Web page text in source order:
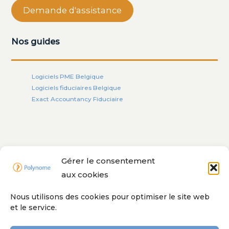
Gérer le consentement
aux cookies
Nous utilisons des cookies pour optimiser le site web
et le service.
Demande d'assistance
Nos guides
Logiciels PME Belgique
Logiciels fiduciaires Belgique
Exact Accountancy Fiduciaire
Nos solutions
Exact Online
Odoo